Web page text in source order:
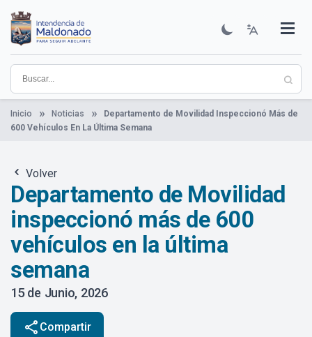
contenido
principal
Institucional
Municipios
Descubre Maldonado
Comunicación
Servicios
Guía De Trámites
Ver Noticias
Inicio Noticias
Departamento de Movilidad Inspeccionó Más de
600 Vehículos En La Última Semana
Volver
Departamento de Movilidad
inspeccionó más de 600
vehículos en la última
semana
15 de Junio, 2026
share Compartir